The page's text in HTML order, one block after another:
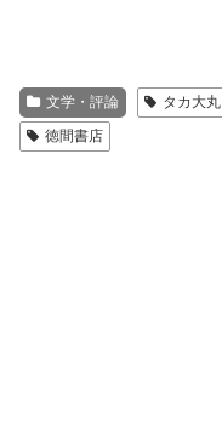
文学・評論 タカ大丸
徳間書店